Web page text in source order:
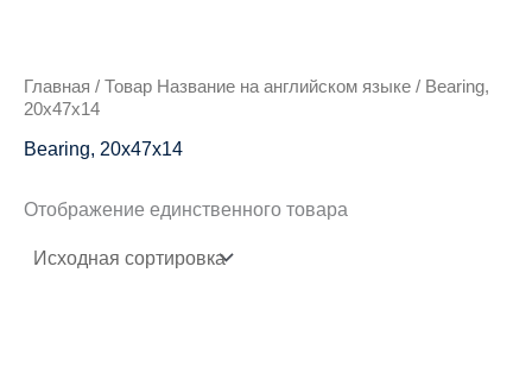
Главная / Товар Название на английском языке / Bearing,
20x47x14
Bearing, 20x47x14
Отображение единственного товара